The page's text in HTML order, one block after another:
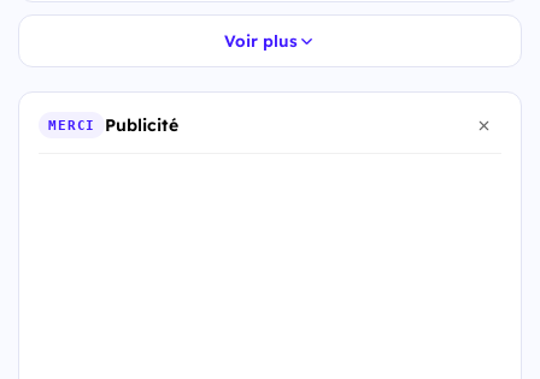
Voir plus
MERCI Publicité